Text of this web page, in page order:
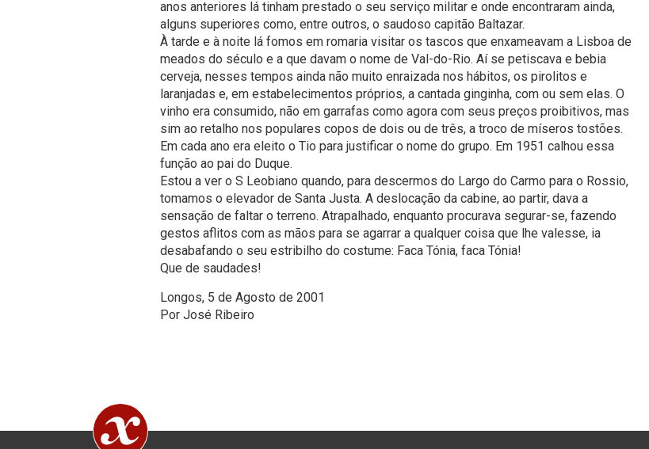
anos anteriores lá tinham prestado o seu serviço militar e onde encontraram ainda,
alguns superiores como, entre outros, o saudoso capitão Baltazar.
À tarde e à noite lá fomos em romaria visitar os tascos que enxameavam a Lisboa de
meados do século e a que davam o nome de Val-do-Rio. Aí se petiscava e bebia
cerveja, nesses tempos ainda não muito enraizada nos hábitos, os pirolitos e
laranjadas e, em estabelecimentos próprios, a cantada ginginha, com ou sem elas. O
vinho era consumido, não em garrafas como agora com seus preços proibitivos, mas
sim ao retalho nos populares copos de dois ou de três, a troco de míseros tostões.
Em cada ano era eleito o Tio para justificar o nome do grupo. Em 1951 calhou essa
função ao pai do Duque.
Estou a ver o S Leobiano quando, para descermos do Largo do Carmo para o Rossio,
tomamos o elevador de Santa Justa. A deslocação da cabine, ao partir, dava a
sensação de faltar o terreno. Atrapalhado, enquanto procurava segurar-se, fazendo
gestos aflitos com as mãos para se agarrar a qualquer coisa que lhe valesse, ia
desabafando o seu estribilho do costume: Faca Tónia, faca Tónia!
Que de saudades!
Longos, 5 de Agosto de 2001
Por José Ribeiro